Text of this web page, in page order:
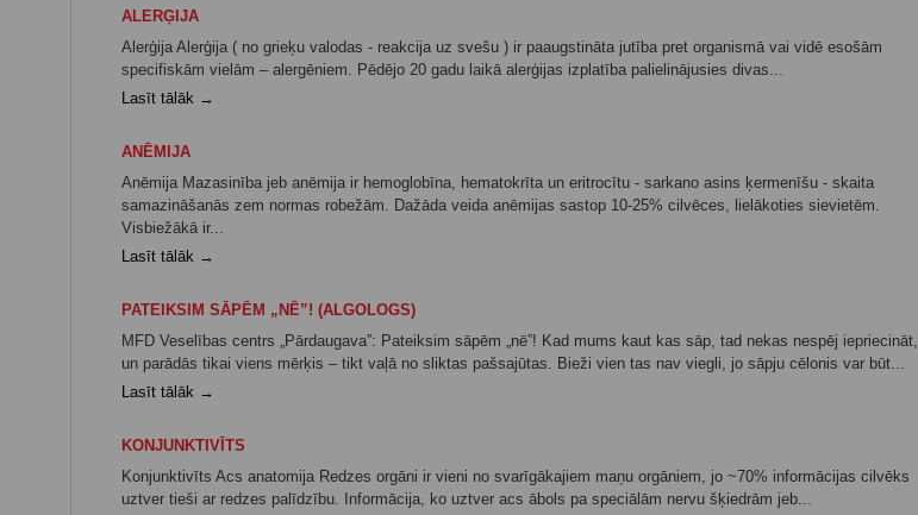
ALERĢIJA
Alerģija Alerģija ( no grieķu valodas - reakcija uz svešu ) ir paaugstināta jutība pret organismā vai vidē esošām
specifiskām vielām – alergēniem. Pēdējo 20 gadu laikā alerģijas izplatība palielinājusies divas...
Lasīt tālāk →
ANĒMIJA
Anēmija Mazasinība jeb anēmija ir hemoglobīna, hematokrīta un eritrocītu - sarkano asins ķermenīšu - skaita
samazināšanās zem normas robežām. Dažāda veida anēmijas sastop 10-25% cilvēces, lielākoties sievietēm.
Visbiežākā ir...
Lasīt tālāk →
PATEIKSIM SĀPĒM „NĒ”! (ALGOLOGS)
MFD Veselības centrs „Pārdaugava”: Pateiksim sāpēm „nē”! Kad mums kaut kas sāp, tad nekas nespēj iepriecināt,
un parādās tikai viens mērķis – tikt vaļā no sliktas pašsajūtas. Bieži vien tas nav viegli, jo sāpju cēlonis var būt...
Lasīt tālāk →
KONJUNKTIVĪTS
Konjunktivīts Acs anatomija Redzes orgāni ir vieni no svarīgākajiem maņu orgāniem, jo ~70% informācijas cilvēks
uztver tieši ar redzes palīdzību. Informācija, ko uztver acs ābols pa speciālām nervu šķiedrām jeb...